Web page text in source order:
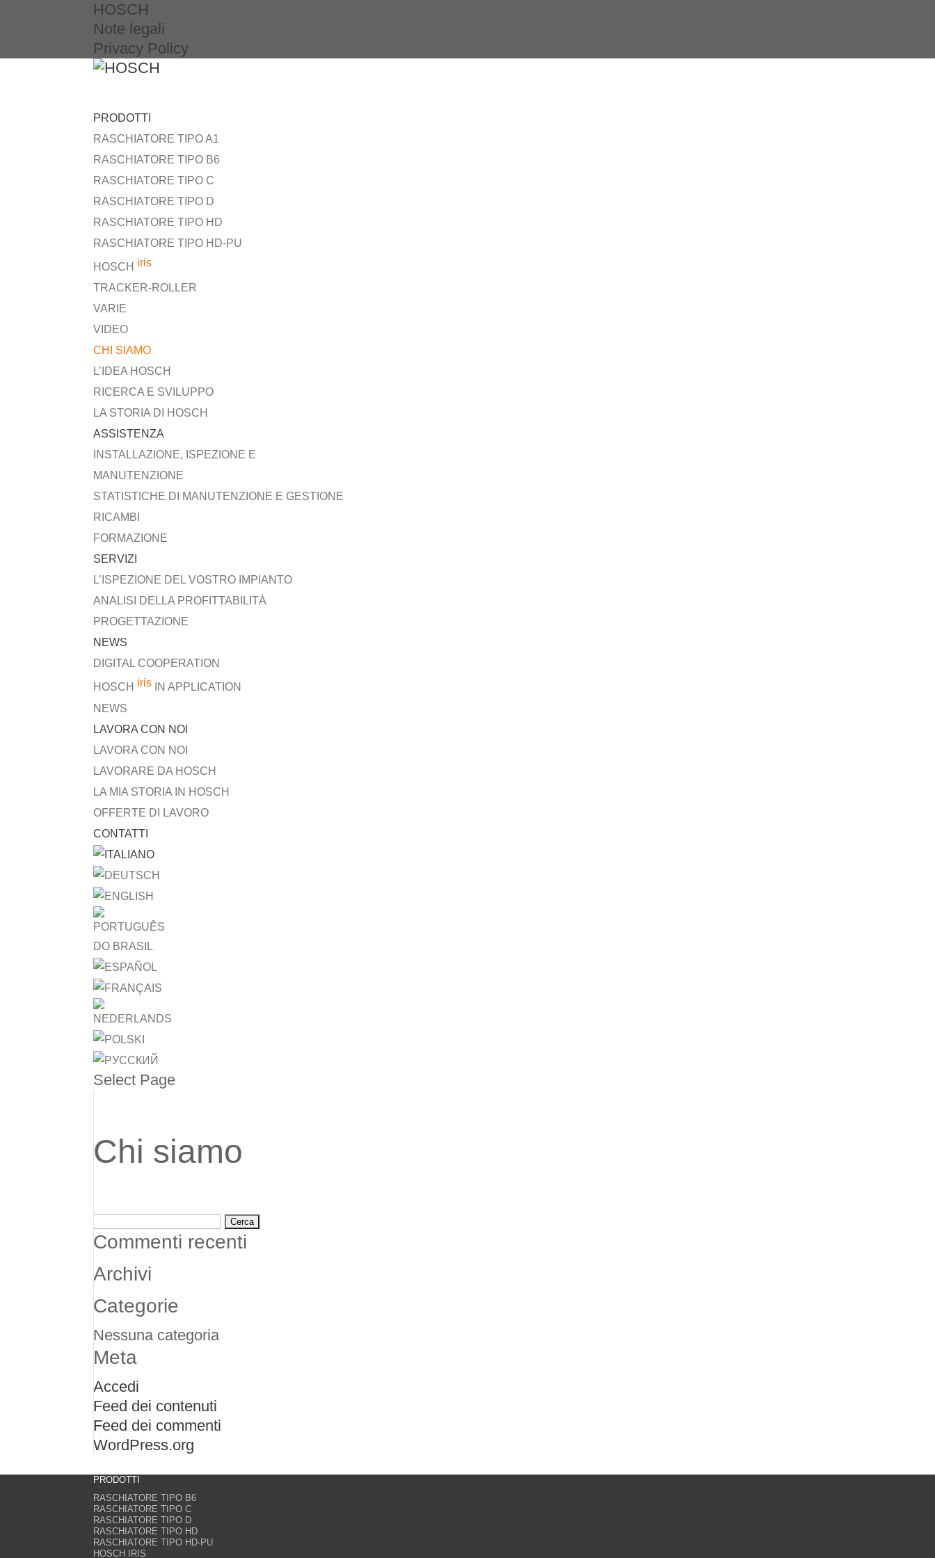
HOSCH
Note legali
Privacy Policy
PRODOTTI
RASCHIATORE TIPO A1
RASCHIATORE TIPO B6
RASCHIATORE TIPO C
RASCHIATORE TIPO D
RASCHIATORE TIPO HD
RASCHIATORE TIPO HD-PU
HOSCH iris
TRACKER-ROLLER
VARIE
VIDEO
CHI SIAMO
L’IDEA HOSCH
RICERCA E SVILUPPO
LA STORIA DI HOSCH
ASSISTENZA
INSTALLAZIONE, ISPEZIONE E
MANUTENZIONE
STATISTICHE DI MANUTENZIONE E GESTIONE
RICAMBI
FORMAZIONE
SERVIZI
L’ISPEZIONE DEL VOSTRO IMPIANTO
ANALISI DELLA PROFITTABILITÀ
PROGETTAZIONE
NEWS
DIGITAL COOPERATION
HOSCH iris IN APPLICATION
NEWS
LAVORA CON NOI
LAVORA CON NOI
LAVORARE DA HOSCH
LA MIA STORIA IN HOSCH
OFFERTE DI LAVORO
CONTATTI
Select Page
Chi siamo
Ricerca
per:
Commenti recenti
Archivi
Categorie
Nessuna categoria
Meta
Accedi
Feed dei contenuti
Feed dei commenti
WordPress.org
PRODOTTI
RASCHIATORE TIPO B6
RASCHIATORE TIPO C
RASCHIATORE TIPO D
RASCHIATORE TIPO HD
RASCHIATORE TIPO HD-PU
HOSCH IRIS